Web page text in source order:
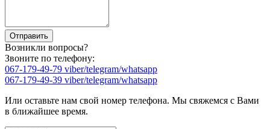
Возникли вопросы?
Звоните по телефону:
067-179-49-79 viber/telegram/whatsapp
067-179-49-39 viber/telegram/whatsapp
Или оставьте нам свой номер телефона. Мы свяжемся с Вами
в ближайшее время.